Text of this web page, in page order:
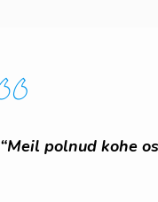
“Meil polnud kohe